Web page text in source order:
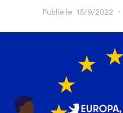
Publié le 15/9/2022 ・